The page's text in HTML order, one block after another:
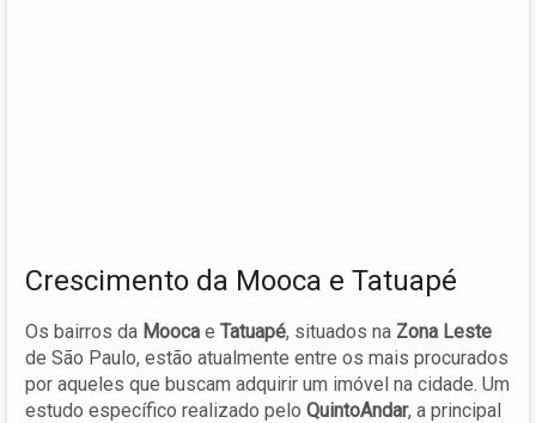
Crescimento da Mooca e Tatuapé
Os bairros da Mooca e Tatuapé, situados na Zona Leste
de São Paulo, estão atualmente entre os mais procurados
por aqueles que buscam adquirir um imóvel na cidade. Um
estudo específico realizado pelo QuintoAndar, a principal